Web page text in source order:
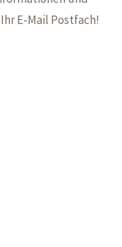
E-Mail Postfach!